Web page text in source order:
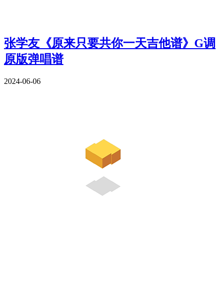
张学友《原来只要共你一天吉他谱》G调
原版弹唱谱
2024-06-06